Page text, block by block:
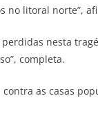
no litoral norte”,
nesta
completa.
as casas